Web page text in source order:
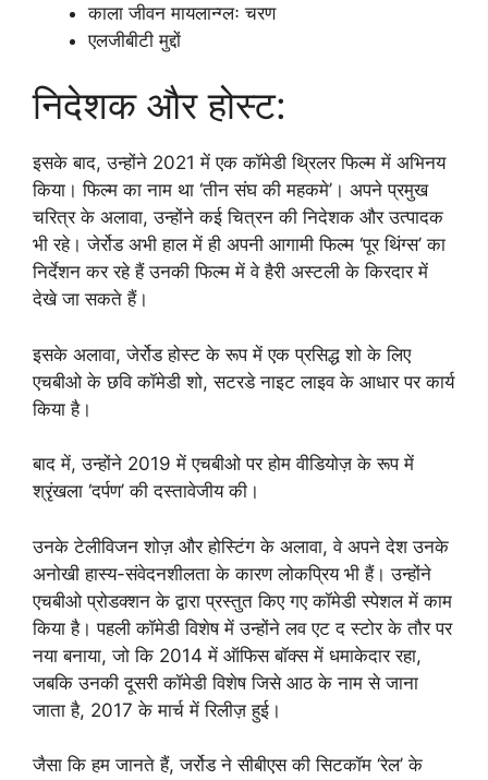
काला जीवन मायलान्ग्लः चरण
एलजीबीटी मुद्दों
निदेशक और होस्ट:
इसके बाद, उन्होंने 2021 में एक कॉमेडी थ्रिलर फिल्म में अभिनय
किया। फिल्म का नाम था ‘तीन संघ की महकमे’। अपने प्रमुख
चरित्र के अलावा, उन्होंने कई चित्रन की निदेशक और उत्पादक
भी रहे। जेर्रोड अभी हाल में ही अपनी आगामी फिल्म ‘पूर थिंग्स’ का
निर्देशन कर रहे हैं उनकी फिल्म में वे हैरी अस्टली के किरदार में
देखे जा सकते हैं।
इसके अलावा, जेर्रोड होस्ट के रूप में एक प्रसिद्ध शो के लिए
एचबीओ के छवि कॉमेडी शो, सटरडे नाइट लाइव के आधार पर कार्य
किया है।
बाद में, उन्होंने 2019 में एचबीओ पर होम वीडियोज़ के रूप में
श्रृंखला ‘दर्पण’ की दस्तावेजीय की।
उनके टेलीविजन शोज़ और होस्टिंग के अलावा, वे अपने देश उनके
अनोखी हास्य-संवेदनशीलता के कारण लोकप्रिय भी हैं। उन्होंने
एचबीओ प्रोडक्शन के द्वारा प्रस्तुत किए गए कॉमेडी स्पेशल में काम
किया है। पहली कॉमेडी विशेष में उन्होंने लव एट द स्टोर के तौर पर
नया बनाया, जो कि 2014 में ऑफिस बॉक्स में धमाकेदार रहा,
जबकि उनकी दूसरी कॉमेडी विशेष जिसे आठ के नाम से जाना
जाता है, 2017 के मार्च में रिलीज़ हुई।
जैसा कि हम जानते हैं, जर्रोड ने सीबीएस की सिटकॉम ‘रेल’ के